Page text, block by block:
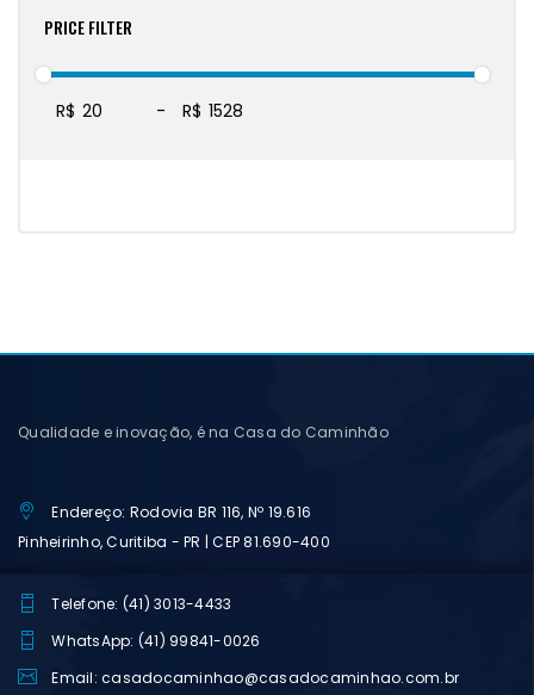
PRICE FILTER
R$ - R$
Qualidade e inovação, é na Casa do Caminhão
Endereço: Rodovia BR 116, Nº 19.616
Pinheirinho, Curitiba - PR | CEP 81.690-400
Telefone: (41) 3013-4433
WhatsApp: (41) 99841-0026
Email: casadocaminhao@casadocaminhao.com.br